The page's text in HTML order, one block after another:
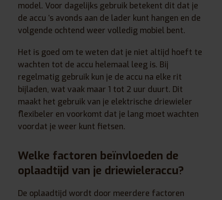
model. Voor dagelijks gebruik betekent dit dat je
de accu ’s avonds aan de lader kunt hangen en de
volgende ochtend weer volledig mobiel bent.
Het is goed om te weten dat je niet altijd hoeft te
wachten tot de accu helemaal leeg is. Bij
regelmatig gebruik kun je de accu na elke rit
bijladen, wat vaak maar 1 tot 2 uur duurt. Dit
maakt het gebruik van je elektrische driewieler
flexibeler en voorkomt dat je lang moet wachten
voordat je weer kunt fietsen.
Welke factoren beïnvloeden de
oplaadtijd van je driewieleraccu?
De oplaadtijd wordt door meerdere factoren